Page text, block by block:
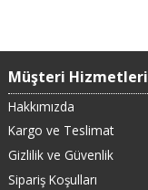
Müşteri Hizmetleri
Hakkımızda
Kargo ve Teslimat
Gizlilik ve Güvenlik
Sipariş Koşulları